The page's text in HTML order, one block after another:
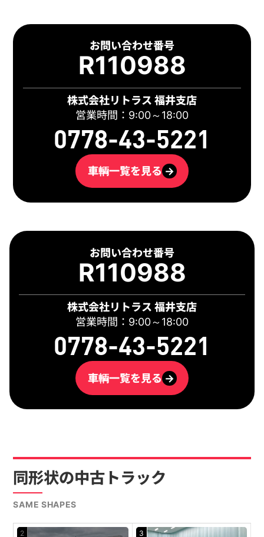
お問い合わせ番号
R110988
株式会社リトラス 福井支店
営業時間：9:00～18:00
0778-43-5221
車輌一覧を見る →
お問い合わせ番号
R110988
株式会社リトラス 福井支店
営業時間：9:00～18:00
0778-43-5221
車輌一覧を見る →
同形状の中古トラック
SAME SHAPES
2 3